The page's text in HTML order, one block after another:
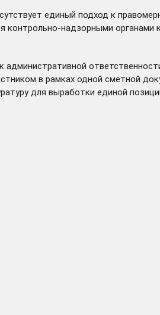
единый подход к
надзорными
в рамках одной сметной
для выработки единой